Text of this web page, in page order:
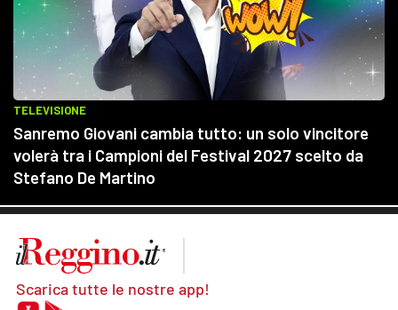
Scarica tutte le nostre app!